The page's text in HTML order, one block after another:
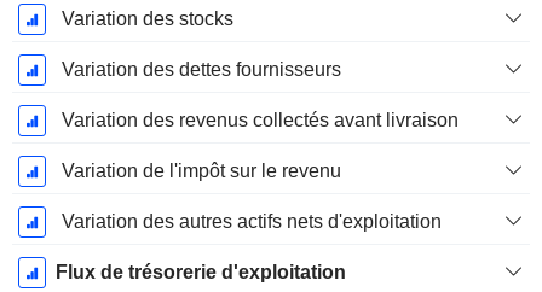
Variation des stocks
Variation des dettes fournisseurs
Variation des revenus collectés avant livraison
Variation de l'impôt sur le revenu
Variation des autres actifs nets d'exploitation
Flux de trésorerie d'exploitation